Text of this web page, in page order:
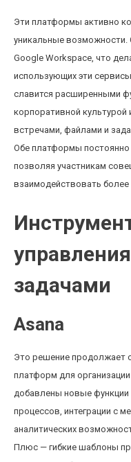
Эти платформы активно
уникальные возможности.
Google Workspace, что
использующих эти
славится расширенными
корпоративной
встречами, файлами и
Обе платформы
позволяя участникам
взаимодействовать более
задачами
Asana
Это решение продолжает
платформ для
добавлены новые функции
процессов, интеграции с
аналитических
Плюс — гибкие шаблоны